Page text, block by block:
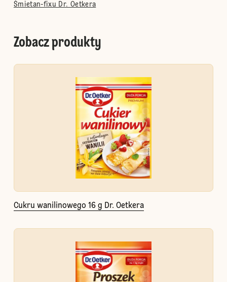
Śmietan-fixu Dr. Oetkera
Zobacz produkty
Cukru wanilinowego 16 g Dr. Oetkera